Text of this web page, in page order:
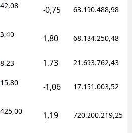
Zonguldak
Aksaray
Batman
42,08 -0,75 63.190.488,98
3,40 1,80 68.184.250,48
8,23 1,73 21.693.762,43
15,80 -1,06 17.151.003,52
425,00 1,19 720.200.219,25